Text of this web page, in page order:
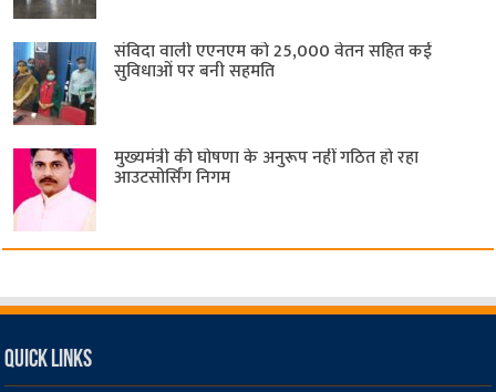
संविदा वाली एएनएम को 25,000 वेतन सहित कई
सुविधाओं पर बनी सहमति
मुख्यमंत्री की घोषणा के अनुरूप नहीं गठित हो रहा
आउटसोर्सिंग निगम
Quick Links